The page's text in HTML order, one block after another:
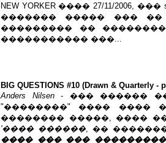
NEW YORKER ���� 27/11/
������� ����� ��� ��
��������� ��
����������� ���...
BIG QUESTIONS #10 (Drawn & Quarterly -
Anders Nilsen- ��� ������
"��������" ���� ����
�������� �����, ����
'���� ������, ��
���� ��� ��� ���������,